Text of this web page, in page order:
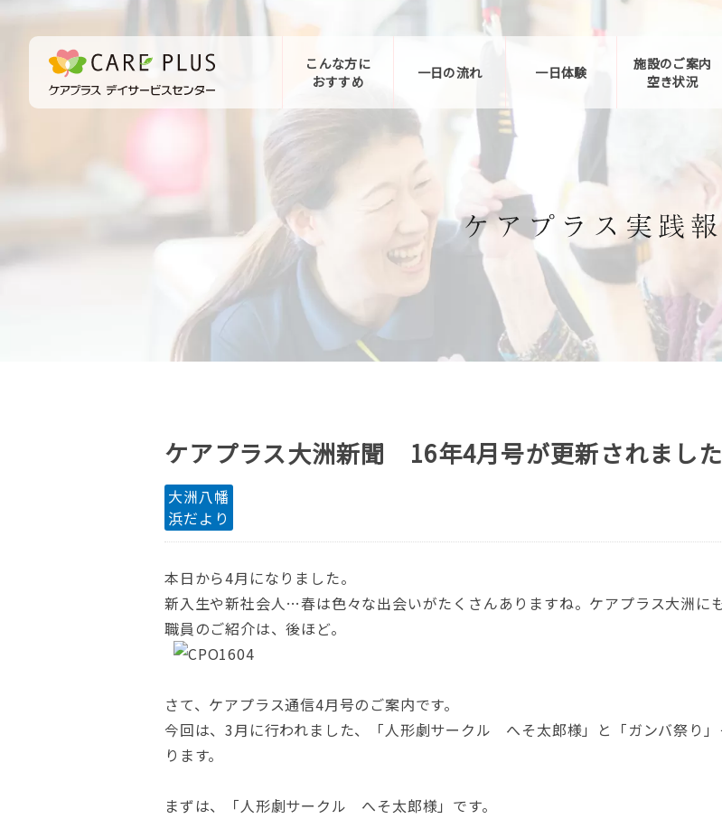
こんな方に
おすすめ
一日の流れ 一日体験
施設のご案内
空き状況
お問い合わせ
ケアプラス大洲新聞 16年4月号が更新されました
大洲八幡
浜だより
本日から4月になりました。
新入生や新社会人…春は色々な出会いがたくさんありますね。ケアプラス大洲に
職員のご紹介は、後ほど。
さて、ケアプラス通信4月号のご案内です。
今回は、3月に行われました、「人形劇サークル へそ太郎様」と「ガンバ祭り
ります。
まずは、「人形劇サークル へそ太郎様」です。